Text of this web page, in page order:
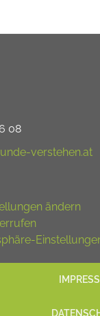
08
verstehen.at
ändern